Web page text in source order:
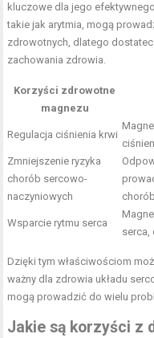
kluczowe dla jego
takie jak arytmia, mogą
zdrowotnych, dlatego
zachowania zdrowia.
Korzyści zdrowotne
magnezu
Regulacja ciśnienia krwi
Zmniejszenie ryzyka
chorób sercowo-
naczyniowych
Wsparcie rytmu serca
serca,
Dzięki tym właściwościom
ważny dla zdrowia układu
mogą prowadzić do wielu
Jakie są korzyści z